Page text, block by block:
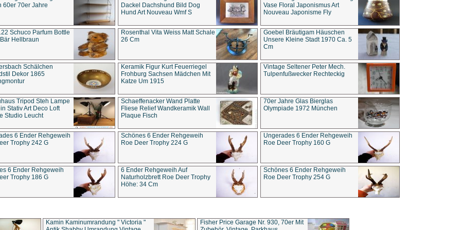
60er 70er Jahre
Dackel Dachshund Bild Dog
Hund Art Nouveau Wmf S
Vase Floral Japonismus Art
Nouveau Japonisme Fly
Schuco Parfum Bottle
Hellbraun
Rosenthal Vita Weiss Matt Schale
26 Cm
Goebel Bräutigam Häuschen
Unsere Kleine Stadt 1970 Ca. 5
Cm
Schälchen
Dekor 1865
Keramik Figur Kurt Feuerriegel
Frohburg Sachsen Mädchen Mit
Katze Um 1915
Vintage Seltener Peter Mech.
Tulpenfußwecker Rechteckig
Tripod Steh Lampe
Stativ Art Deco Loft
Studio Leucht
Schaeffenacker Wand Platte
Fliese Relief Wandkeramik Wall
Plaque Fisch
70er Jahre Glas Bierglas
Olympiade 1972 München
6 Ender Rehgeweih
Trophy 242 G
Schönes 6 Ender Rehgeweih
Roe Deer Trophy 224 G
Ungerades 6 Ender Rehgeweih
Roe Deer Trophy 160 G
6 Ender Rehgeweih
Trophy 186 G
6 Ender Rehgeweih Auf
Naturholzbrett Roe Deer Trophy
Höhe: 34 Cm
Schönes 6 Ender Rehgeweih
Roe Deer Trophy 254 G
Kamin Kaminumrandung " Victoria "
Fisher Price Garage Nr. 930, 70er Mit